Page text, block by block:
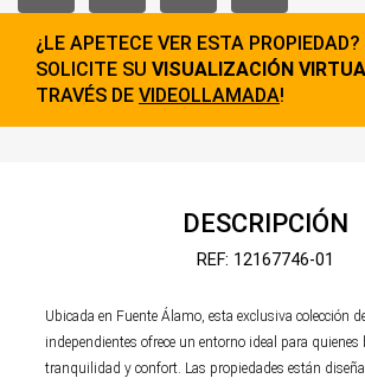
¿LE APETECE VER ESTA PROPIEDAD?
SOLICITE SU VISUALIZACIÓN
TRAVÉS DE VIDEOLLAMADA!
DESCRIPCIÓN
REF: 12167746-01
Ubicada en Fuente Álamo, esta exclusiva colección
independientes ofrece un entorno ideal para quienes
tranquilidad y confort. Las propiedades están